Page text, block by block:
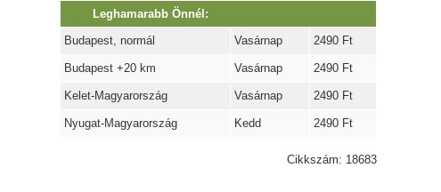
Leghamarabb Önnél:
Budapest, normál
Vasárnap 2490 Ft
Budapest +20 km Vasárnap 2490 Ft
Kelet-Magyarország Vasárnap 2490 Ft
Nyugat-Magyarország Kedd 2490 Ft
Cikkszám: 18683